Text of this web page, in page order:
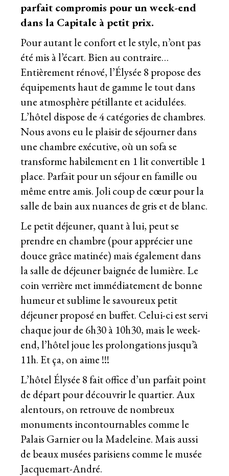
parfait compromis pour un week-end
dans la Capitale à petit prix.
Pour autant le confort et le style, n’ont pas
été mis à l’écart. Bien au contraire…
Entièrement rénové, l’Élysée 8 propose des
équipements haut de gamme le tout dans
une atmosphère pétillante et acidulées.
L’hôtel dispose de 4 catégories de chambres.
Nous avons eu le plaisir de séjourner dans
une chambre exécutive, où un sofa se
transforme habilement en 1 lit convertible 1
place. Parfait pour un séjour en famille ou
même entre amis. Joli coup de cœur pour la
salle de bain aux nuances de gris et de blanc.
Le petit déjeuner, quant à lui, peut se
prendre en chambre (pour apprécier une
douce grâce matinée) mais également dans
la salle de déjeuner baignée de lumière. Le
coin verrière met immédiatement de bonne
humeur et sublime le savoureux petit
déjeuner proposé en buffet. Celui-ci est servi
chaque jour de 6h30 à 10h30, mais le week-
end, l’hôtel joue les prolongations jusqu’à
11h. Et ça, on aime !!!
L’hôtel Élysée 8 fait office d’un parfait point
de départ pour découvrir le quartier. Aux
alentours, on retrouve de nombreux
monuments incontournables comme le
Palais Garnier ou la Madeleine. Mais aussi
de beaux musées parisiens comme le musée
Jacquemart-André.